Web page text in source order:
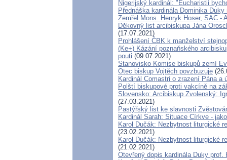
Nigerijský kardinál: "Eucharistii
Přednáška kardinála Dominika
Zemřel Mons. Henryk Hoser, SAC -
Děkovný list arcibiskupa Jána
(17.07.2021)
Prohlášení ČBK k manželství
(Ke+) Kázání poznaňského
pouti (09.07.2021)
Stanovisko Komise biskupů zemí
Otec biskup Vojtěch povzbuzuje
Kardinál Comastri o zrazení Pána a
Polští biskupové proti vakcíně na
Slovensko: Arcibiskup Zvolenský:
(27.03.2021)
Pastýřský list ke slavnosti
Kardinál Sarah: Situace Církve -
Karol Dučák: Nezbytnost liturgické
(23.02.2021)
Karol Dučák: Nezbytnost liturgické
(21.02.2021)
Otevřený dopis kardinála Duky prof.